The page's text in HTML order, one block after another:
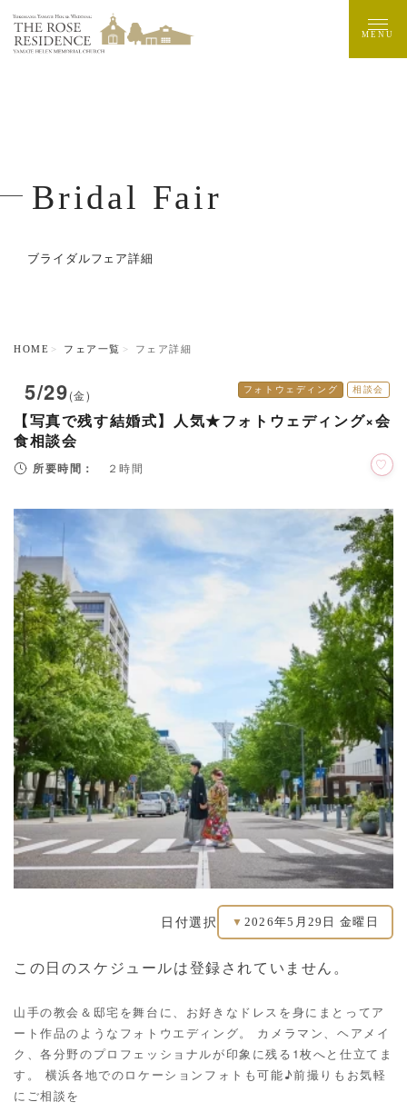
Bridal Fair
ブライダルフェア詳細
MENU
HOME フェア一覧 フェア詳細
5/29(金) フォトウェディング 相談会
【写真で残す結婚式】人気★フォトウェディング×会
食相談会
所要時間： ２時間
日付選択 ▼ 2026年5月29日 金曜日
この日のスケジュールは登録されていません。
山手の教会＆邸宅を舞台に、お好きなドレスを身にまとってア
ート作品のようなフォトウエディング。 カメラマン、ヘアメイ
ク、各分野のプロフェッショナルが印象に残る1枚へと仕立てま
す。 横浜各地でのロケーションフォトも可能♪前撮りもお気軽
にご相談を